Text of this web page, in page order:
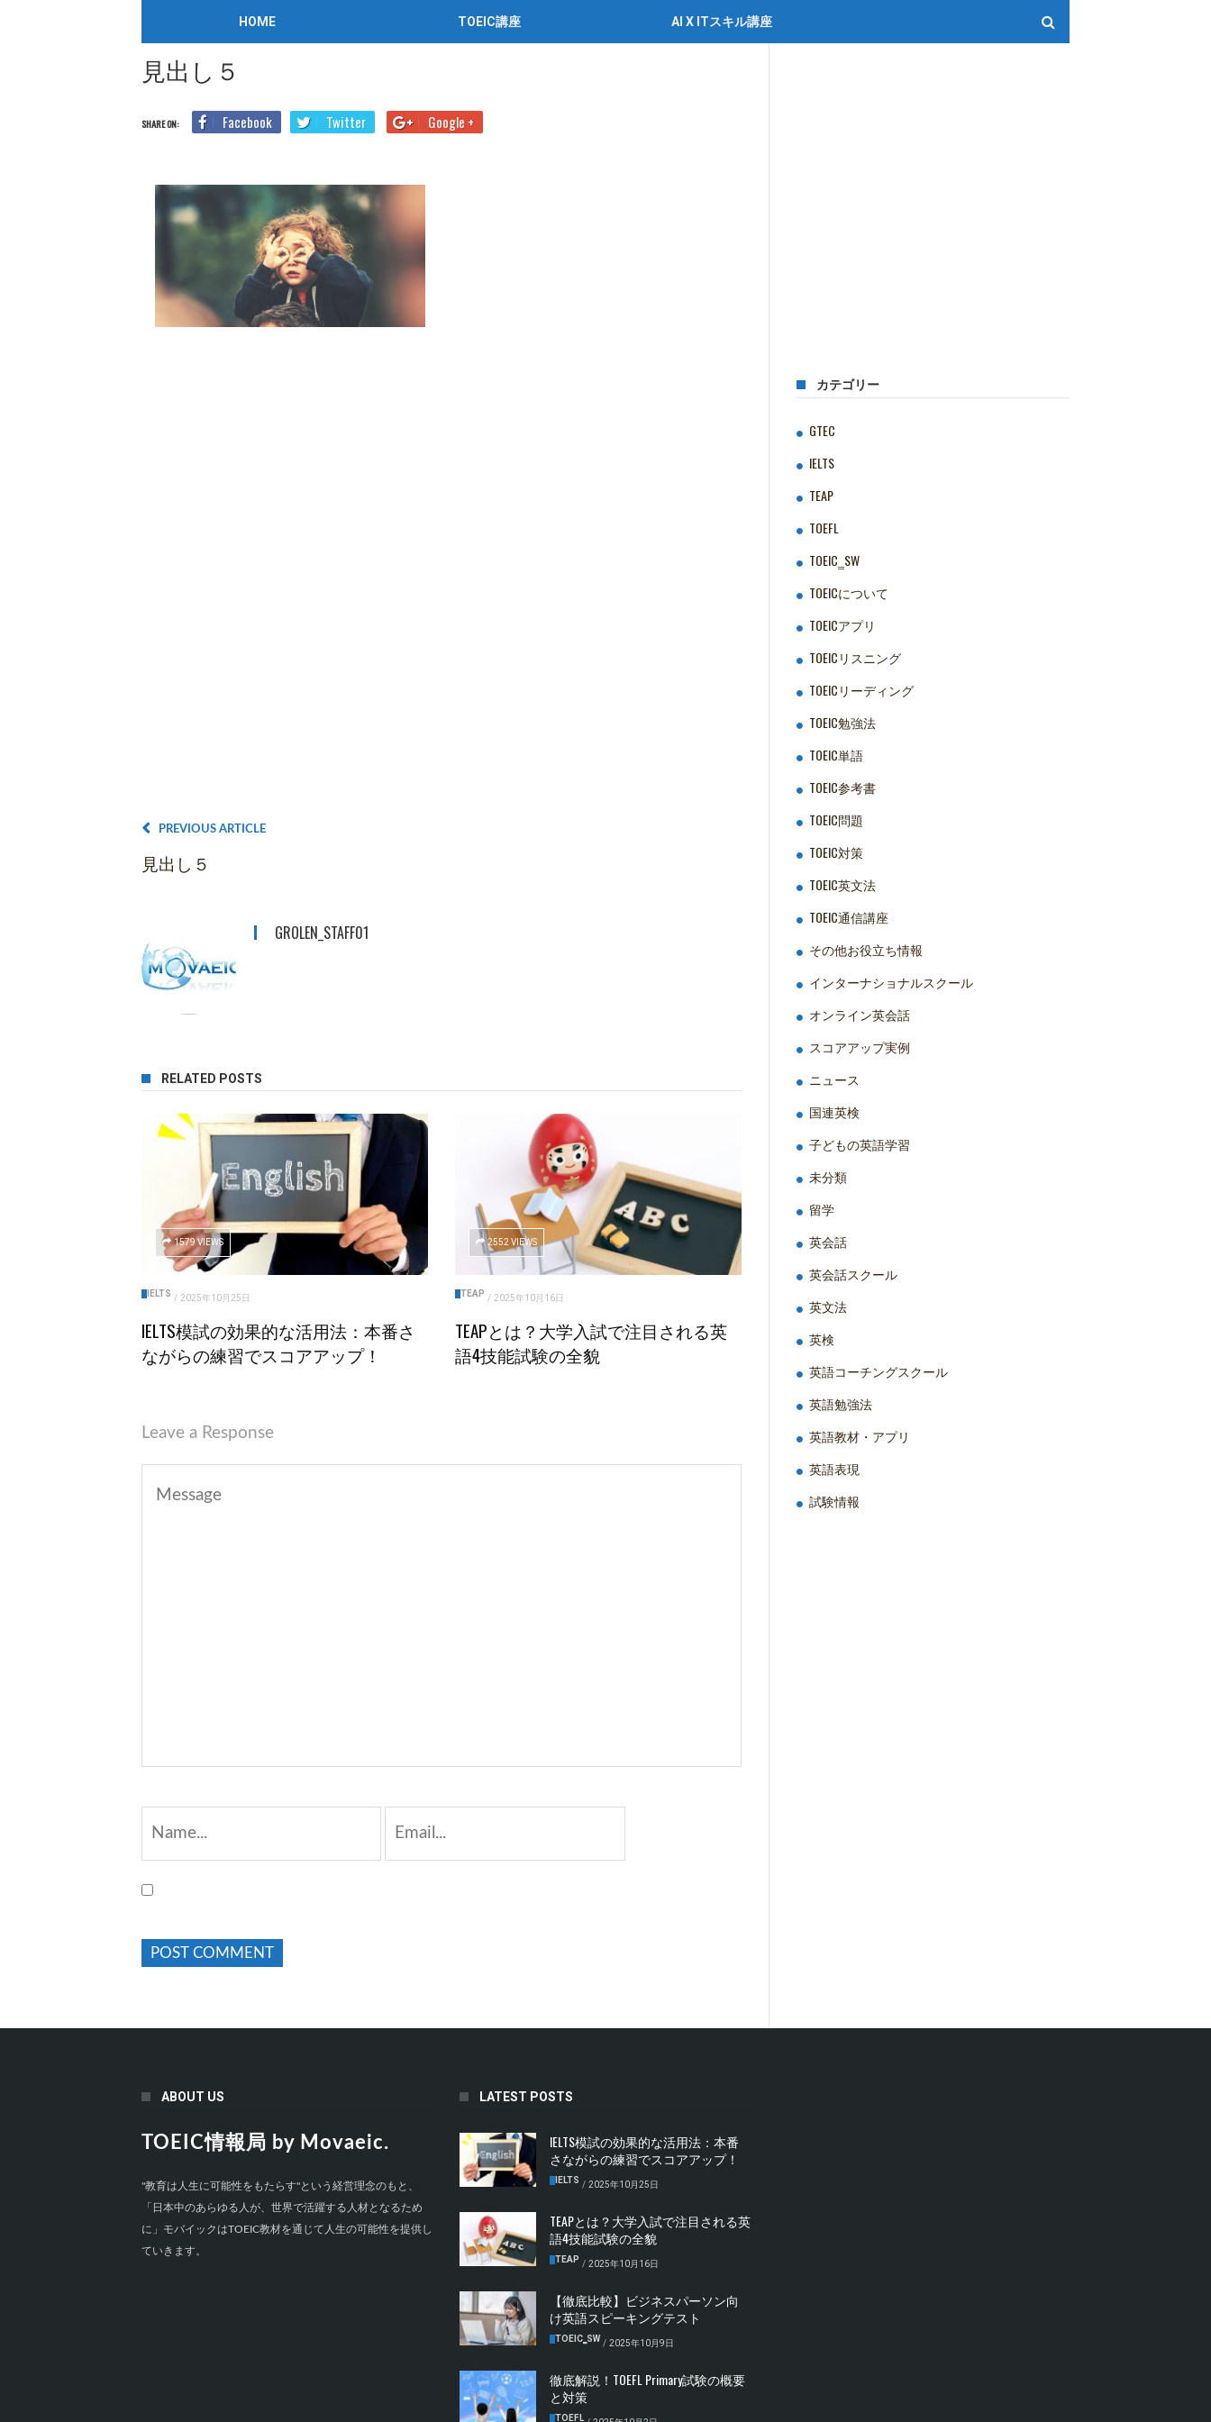
HOME TOEIC講座 AI X ITスキル講座
見出し５
SHARE ON: Facebook Twitter Google +
PREVIOUS ARTICLE
見出し５
GROLEN_STAFF01
RELATED POSTS
1579 VIEWS
IELTS / 2025年10月25日
IELTS模試の効果的な活用法：本番さ
ながらの練習でスコアアップ！
2552 VIEWS
TEAP / 2025年10月16日
TEAPとは？大学入試で注目される英
語4技能試験の全貌
Leave a Response
カテゴリー
GTEC
IELTS
TEAP
TOEFL
TOEIC‗SW
TOEICについて
TOEICアプリ
TOEICリスニング
TOEICリーディング
TOEIC勉強法
TOEIC単語
TOEIC参考書
TOEIC問題
TOEIC対策
TOEIC英文法
TOEIC通信講座
その他お役立ち情報
インターナショナルスクール
オンライン英会話
スコアアップ実例
ニュース
国連英検
子どもの英語学習
未分類
留学
英会話
英会話スクール
英文法
英検
英語コーチングスクール
英語勉強法
英語教材・アプリ
英語表現
試験情報
ABOUT US
TOEIC情報局 by Movaeic.
"教育は人生に可能性をもたらす"という経営理念のもと、
「日本中のあらゆる人が、世界で活躍する人材となるため
に」モバイックはTOEIC教材を通じて人生の可能性を提供し
ていきます。
LATEST POSTS
IELTS模試の効果的な活用法：本番
さながらの練習でスコアアップ！
IELTS / 2025年10月25日
TEAPとは？大学入試で注目される英
語4技能試験の全貌
TEAP / 2025年10月16日
【徹底比較】ビジネスパーソン向
け英語スピーキングテスト
TOEIC‗SW / 2025年10月9日
徹底解説！TOEFL Primary試験の概要
と対策
TOEFL